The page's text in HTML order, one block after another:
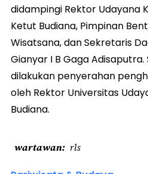
didampingi Rektor Udayana
Ketut Budiana, Pimpinan
Wisatsana, dan Sekretaris
Gianyar I B Gaga
dilakukan penyerahan
oleh Rektor Universitas
Budiana.
wartawan rls